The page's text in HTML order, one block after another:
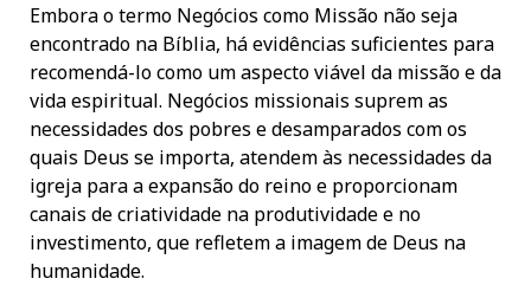
Embora o termo Negócios como Missão não seja
encontrado na Bíblia, há evidências suficientes para
recomendá-lo como um aspecto viável da missão e da
vida espiritual. Negócios missionais suprem as
necessidades dos pobres e desamparados com os
quais Deus se importa, atendem às necessidades da
igreja para a expansão do reino e proporcionam
canais de criatividade na produtividade e no
investimento, que refletem a imagem de Deus na
humanidade.